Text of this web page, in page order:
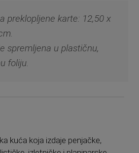
preklopljene karte: 12,50 x
spremljena u plastičnu,
foliju.
kuća koja izdaje penjačke,